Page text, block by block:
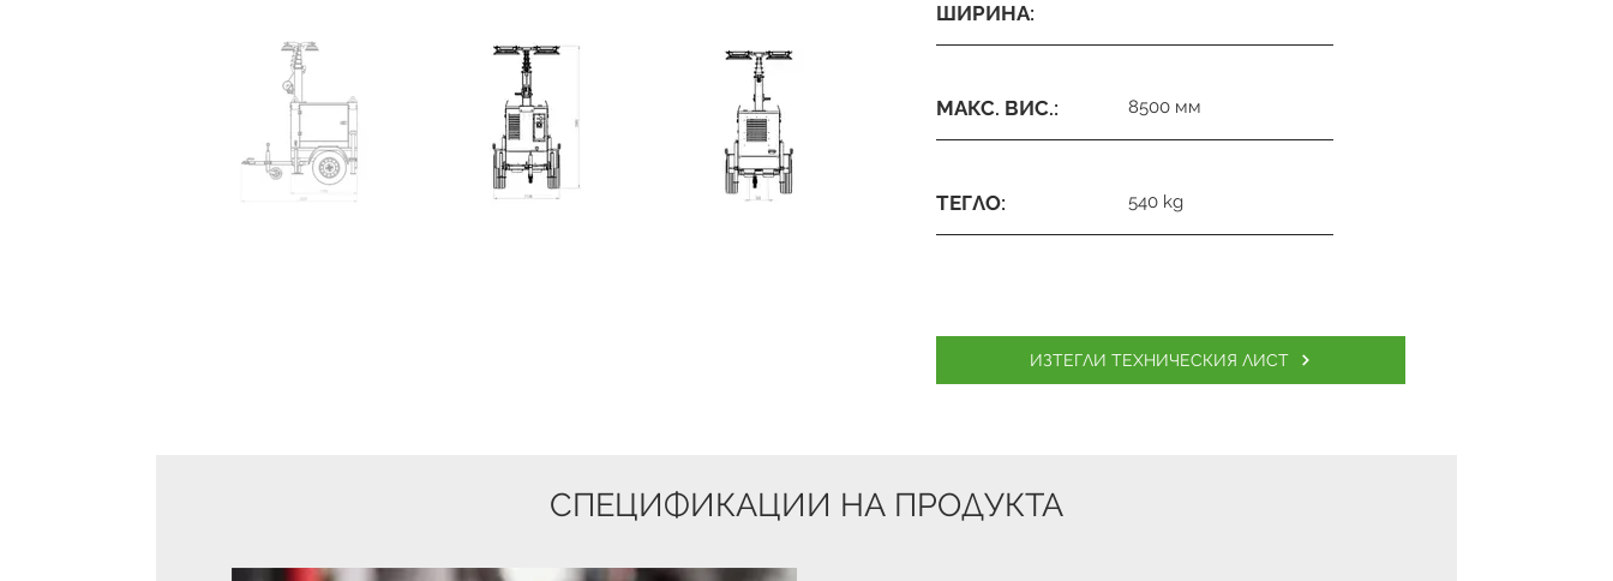
ШИРИНА:
МАКС. ВИС.: 8500 мм
ТЕГЛО: 540 kg
ИЗТЕГЛИ ТЕХНИЧЕСКИЯ ЛИСТ
СПЕЦИФИКАЦИИ НА ПРОДУКТА